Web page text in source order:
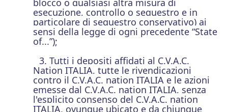
blocco o qualsiasi altra misura di
esecuzione, controllo o sequestro e in
particolare di sequestro conservativo) ai
sensi della legge di ogni precedente “State
of...”);
3. Tutti i depositi affidati al C.V.A.C.
Nation ITALIA, tutte le rivendicazioni
contro il C.V.A.C. nation ITALIA e le azioni
emesse dal C.V.A.C. nation ITALIA, senza
l'esplicito consenso del C.V.A.C. nation
ITALIA, ovunque ubicato e da chiunque